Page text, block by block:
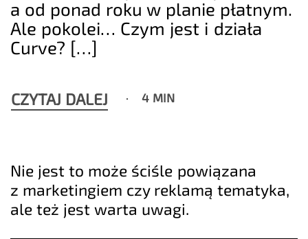
a od ponad roku w planie płatnym.
Ale pokolei… Czym jest i działa
Curve? […]
CZYTAJ DALEJ 4 MIN
Nie jest to może ściśle powiązana
z marketingiem czy reklamą tematyka,
ale też jest warta uwagi.